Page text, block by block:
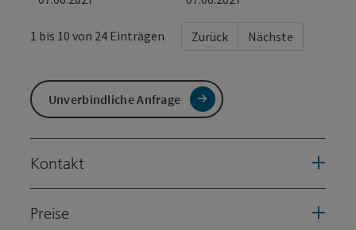
1 bis 10 von 24 Einträgen Zurück Nächste
Unverbindliche Anfrage
Kontakt
Preise